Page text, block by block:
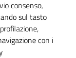
consenso,
sul tasto
con i